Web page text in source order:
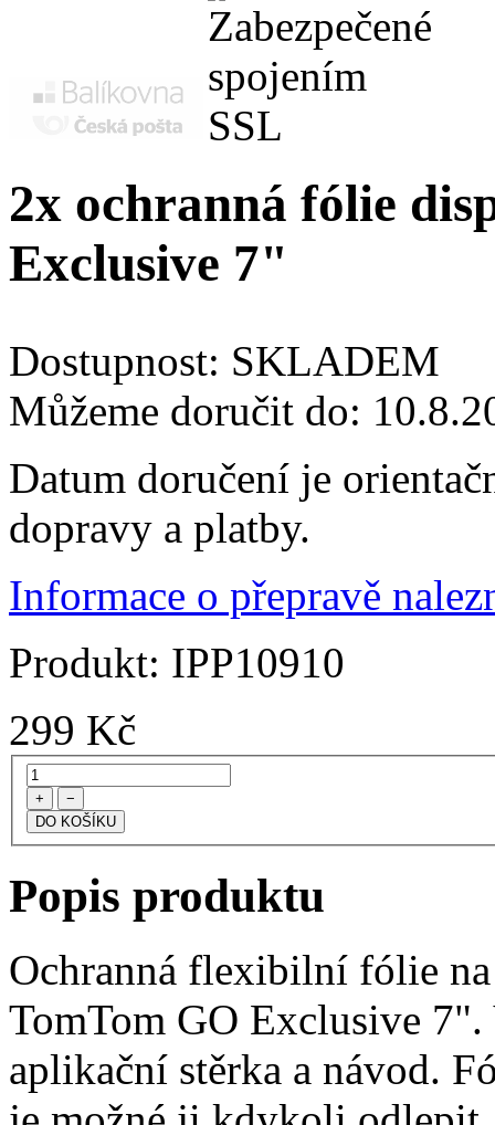
2x ochranná fólie
Exclusive 7"
Dostupnost: SKLADEM
Můžeme doručit do:
Datum doručení je
dopravy a platby.
Informace o přepravě
Produkt: IPP10910
299 Kč
+ −
Popis produktu
Ochranná flexibilní fólie
TomTom GO Exclusive
aplikační stěrka a návod.